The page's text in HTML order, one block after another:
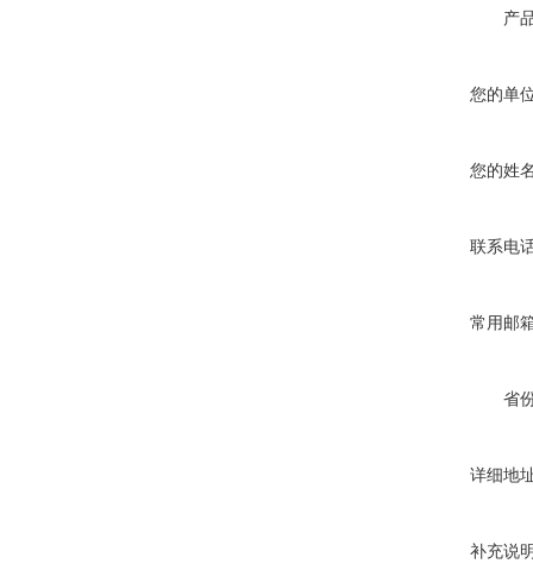
产
您的单
您的姓
联系电
常用邮
省
详细地
补充说